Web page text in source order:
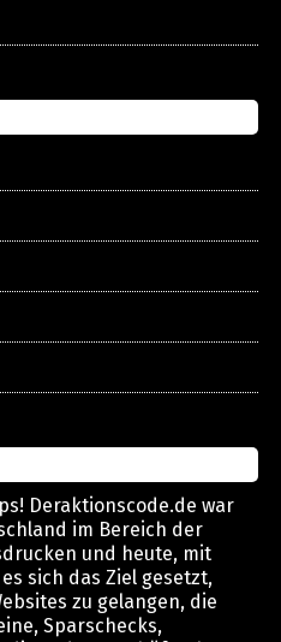
Deraktionscode.de war
im Bereich der
und heute, mit
sich das Ziel gesetzt,
zu gelangen, die
Sparschecks,